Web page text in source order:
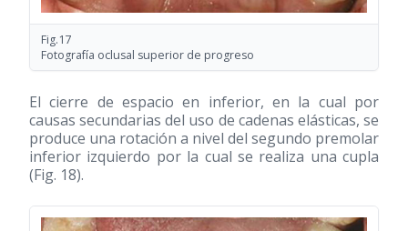
Fig.17
Fotografía oclusal superior de progreso
El cierre de espacio en inferior, en la cual por
causas secundarias del uso de cadenas elásticas, se
produce una rotación a nivel del segundo premolar
inferior izquierdo por la cual se realiza una cupla
(Fig. 18).